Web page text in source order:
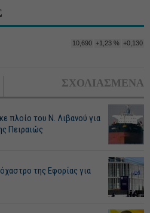
10,690 +1,23 % +0,130
ΣΧΟΛΙΑΣΜΕΝΑ
πλοίο του Ν. Λιβανού για
Πειραιώς
της Εφορίας για